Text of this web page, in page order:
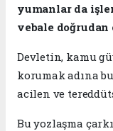
yumanlar da
vebale
Devletin, kamu
korumak adına
acilen ve
​​Bu yozlaşma